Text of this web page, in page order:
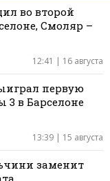
во второй
Смоляр –
12:41 | 16 августа
первую
3 в Барселоне
13:39 | 15 августа
заменит